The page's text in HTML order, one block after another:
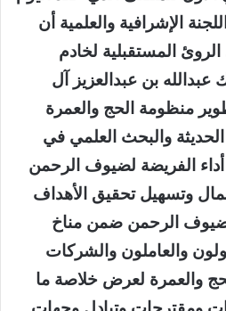
الإشرافية والعلمية أن
المستقبلية لخادم
عبدالله بن عبدالعزيز آل
منظومة الحج والعمرة
الحديثة والبحث العلمي في
الفريضة لضيوف الرحمن
وتسهيل تحقيق الأهداف
ضيوف الرحمن ضمن مناخ
والعاملون والشركات
والعمرة لعرض خلاصة ما